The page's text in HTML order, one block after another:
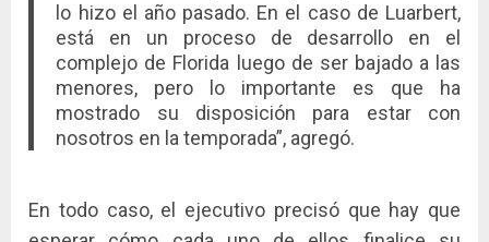
lo hizo el año pasado. En el caso de Luarbert,
está en un proceso de desarrollo en el
complejo de Florida luego de ser bajado a las
menores, pero lo importante es que ha
mostrado su disposición para estar con
nosotros en la temporada”, agregó.
En todo caso, el ejecutivo precisó que hay que